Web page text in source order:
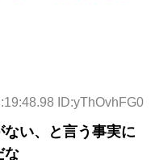
ID:yThOvhFG0
い、と言う事実に
な